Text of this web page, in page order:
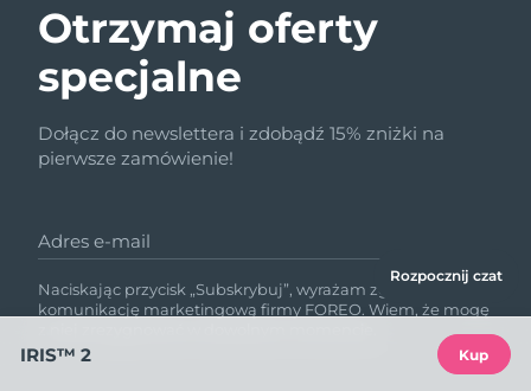
Otrzymaj oferty
specjalne
Dołącz do newslettera i zdobądź 15% zniżki na
pierwsze zamówienie!
Adres e-mail
Naciskając przycisk „Subskrybuj”, wyrażam zgodę na
komunikację marketingową firmy FOREO. Wiem, że mogę
Rozpocznij czat
IRIS™ 2 Kup